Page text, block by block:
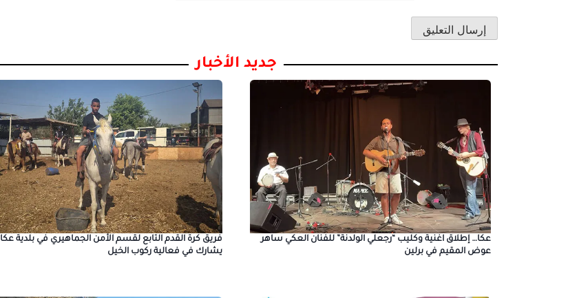
جديد الأخبار
عكا… إطلاق اغنية وكليب “رجعلي الولدنة” للفنان العكي ساهر
عوض المقيم في برلين
فريق كرة القدم التابع لقسم الأمن الجماهيري في بلدية عكا
يشارك في فعالية ركوب الخيل